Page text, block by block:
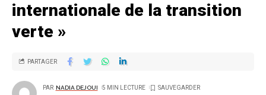
internationale de la transition
verte »
PAR NADIA DEJOUI 5 MIN LECTURE
PARTAGER